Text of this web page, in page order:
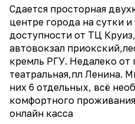
Сдается просторная
центре города на сутки
доступности от ТЦ
автовокзал
кремль РГУ. Недалеко от
театральная,пл Ленина.
них 6 отдельных, всё
комфортного
онлайн касса